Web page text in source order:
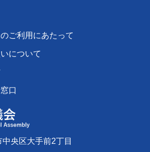
ご利用にあたって
について
口
央区大手前2丁目